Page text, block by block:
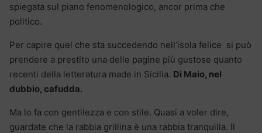
spiegata sul piano fenomenologico, ancor prima che
politico.
Per capire quel che sta succedendo nell’isola felice si può
prendere a prestito una delle pagine più gustose quanto
recenti della letteratura made in Sicilia. Di Maio, nel
dubbio, cafudda.
Ma lo fa con gentilezza e con stile. Quasi a voler dire,
guardate che la rabbia grillina è una rabbia tranquilla. Il